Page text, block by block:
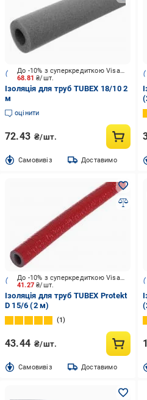
68.81₴/шт.
До -10% з суперкредиткою Visa Вигода
Ізоляція для труб TUBEX 18/10 2
м
оцінити
72.43 ₴/шт.
Cамовивіз Доставимо
41.27₴/шт.
До -10% з суперкредиткою Visa Вигода
Ізоляція для труб TUBEX Protekt
D 15/6 (2 м)
1
43.44 ₴/шт.
Cамовивіз Доставимо